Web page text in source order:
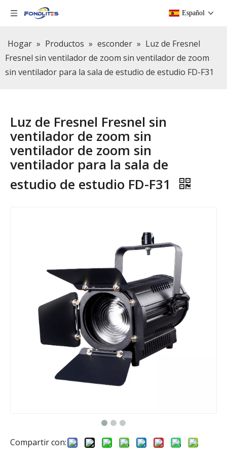
Español
Hogar » Productos » esconder » Luz de Fresnel
Fresnel sin ventilador de zoom sin ventilador de zoom
sin ventilador para la sala de estudio de estudio FD-F31
Luz de Fresnel Fresnel sin
ventilador de zoom sin
ventilador de zoom sin
ventilador para la sala de
estudio de estudio FD-F31
Compartir con: